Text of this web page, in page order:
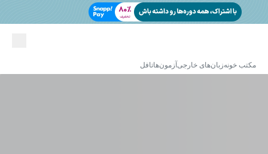
مکتب خونهزبان‌های خارجی آزمون‌هاتافل